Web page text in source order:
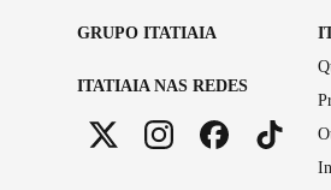
GRUPO ITATIAIA
ITATIAIA NAS REDES